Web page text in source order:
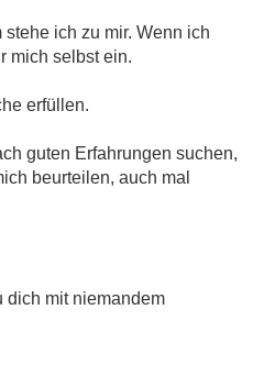
ich zu mir. Wenn ich
mich selbst ein.
erfüllen.
guten Erfahrungen suchen,
beurteilen, auch mal
dich mit niemandem